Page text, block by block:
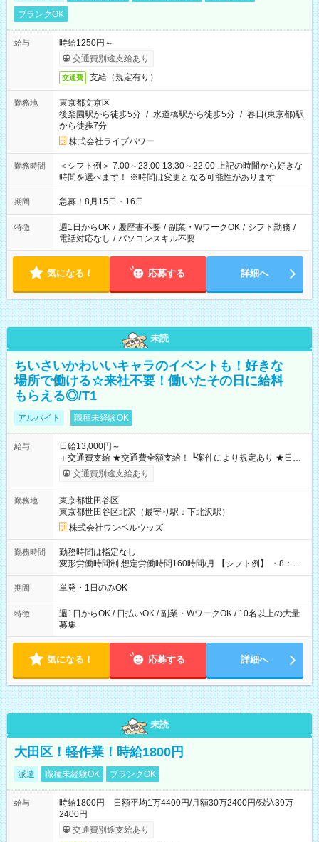
ブランクOK
給与
時給1250円～
交通費別途支給あり
交通費 支給（規定有り）
勤務地
東京都文京区
後楽園駅から徒歩5分 / 水道橋駅から徒歩5分 / 春日(東京都)駅
から徒歩7分
株式会社ライブパワー
勤務時間
＜シフト例＞ 7:00～23:00 13:30～22:00 上記の時間から好きな
時間を選べます！ ※時間は変更となる可能性があります
期間 急募！8月15日・16日
特徴 週1日からOK / 履歴書不要 / 副業・WワークOK / シフト勤務 /
電話対応なし / パソコンスキル不要
気になる！ 応募する 詳細へ
未読
ちいさいかわいいキャラのイベントも！好きな
場所で働ける☆来社不要！働いたその日に給料
もらえる◎/T1
アルバイト 職種未経験OK
給与
日給13,000円～
＋交通費支給 ★交通費全額支給！ ┗案件により規定あり ★日払
いOK！（規定あり） ┗働いたその日に現金GET♪ お仕事後はコ
ンビニATMから 日払い分を引き落とせます！ 【試用期間】試
交通費別途支給あり
勤務地
東京都世田谷区
東京都世田谷区北沢（最寄り駅：下北沢駅）
株式会社ワンベルウッズ
勤務時間
勤務時間は指定なし
変形労働時間制 想定労働時間160時間/月 【シフト例】 ・8：00
～21：00
期間 単発・1日のみOK
特徴
週1日からOK / 日払いOK / 副業・WワークOK / 10名以上の大量
募集
気になる！ 応募する 詳細へ
未読
大田区！軽作業！時給1800円
派遣 職種未経験OK ブランクOK
給与
時給1800円 日額平均1万4400円/月額30万2400円/残込39万
2400円
交通費別途支給あり